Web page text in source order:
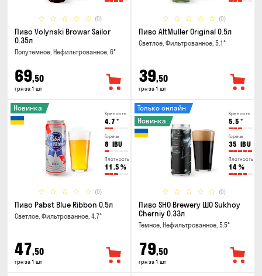
(0)
Пиво Volynski Browar Sailor
0.35л
Полутемное, Нефильтрованное, 6°
69,50
грн за 1 шт
(0)
Пиво AltMuller Original 0.5л
Светлое, Фильтрованное, 5.1°
39,50
грн за 1 шт
Крепость
4.7 °
Горечь
8 IBU
Плотность
11.5 %
(0)
Новинка
Пиво Pabst Blue Ribbon 0.5л
Светлое, Фильтрованное, 4.7°
47,50
грн за 1 шт
Крепость
5.5 °
Горечь
35 IBU
Плотность
14 %
(0)
Только онлайн
Новинка
Пиво SHO Brewery ШО Sukhoy
Cherniy 0.33л
Темное, Нефильтрованное, 5.5°
79,50
грн за 1 шт